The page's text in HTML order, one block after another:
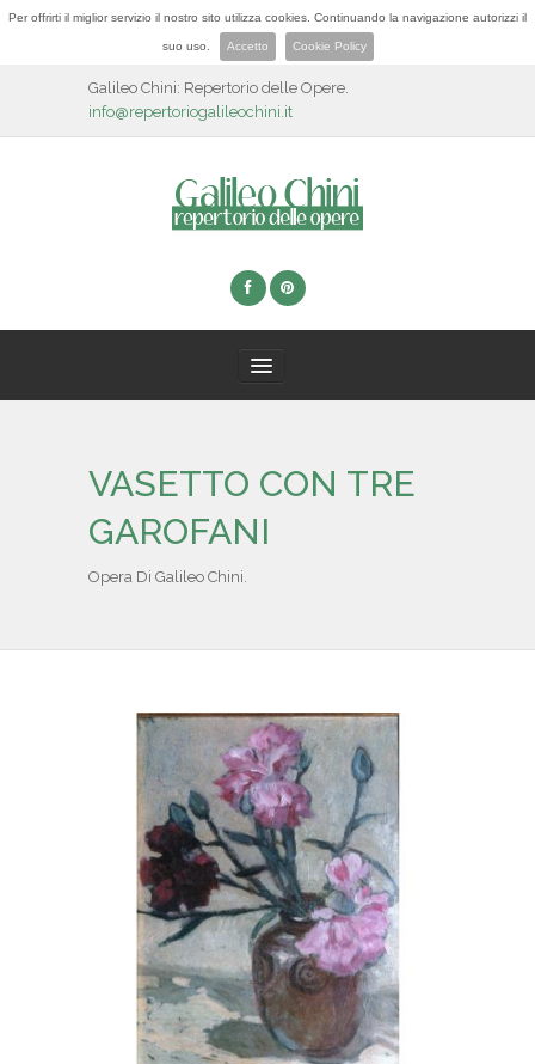
Per offrirti il miglior servizio il nostro sito utilizza cookies. Continuando la navigazione autorizzi il
suo uso. Accetto Cookie Policy
Galileo Chini: Repertorio delle Opere.
info@repertoriogalileochini.it
BIOGRAFIA
NEWS & EVENTI
CONTATTI
VASETTO CON TRE
GAROFANI
Opera Di Galileo Chini.